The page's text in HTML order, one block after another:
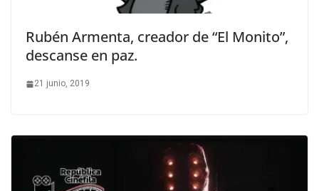
Rubén Armenta, creador de “El Monito”,
descanse en paz.
21 junio, 2019